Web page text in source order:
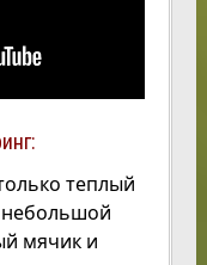
теплый
небольшой
мячик и